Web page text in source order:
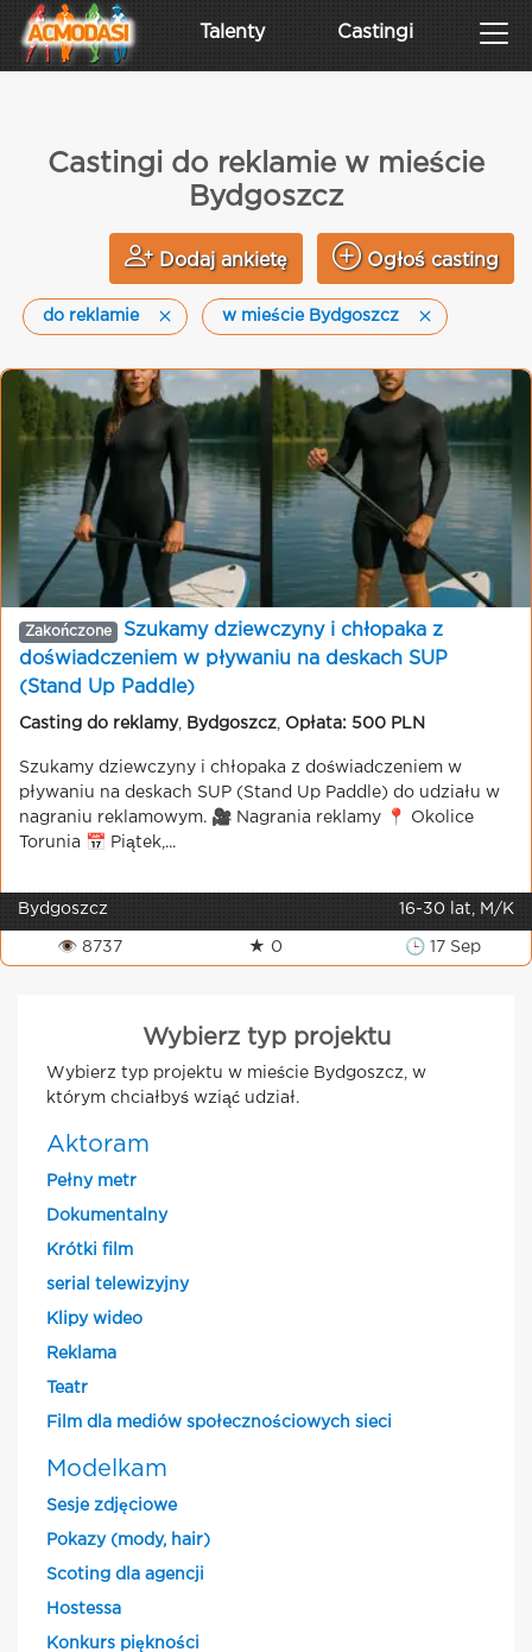
Talenty Castingi
Castingi do reklamie w mieście
Bydgoszcz
Dodaj ankietę Ogłoś casting
do reklamie w mieście Bydgoszcz
Zakończone
Szukamy dziewczyny i chłopaka z
doświadczeniem w pływaniu na deskach SUP
(Stand Up Paddle)
Casting do reklamy, Bydgoszcz Opłata: 500 PLN
Szukamy dziewczyny i chłopaka z doświadczeniem w
pływaniu na deskach SUP (Stand Up Paddle) do udziału w
nagraniu reklamowym. 🎥 Nagrania reklamy 📍 Okolice
Torunia 📅 Piątek,...
Bydgoszcz 16-30 lat, M/K
👁 8737 ★ 0 🕒 17 Sep
Wybierz typ projektu
Wybierz typ projektu w mieście Bydgoszcz, w
którym chciałbyś wziąć udział.
Aktoram
Pełny metr
Dokumentalny
Krótki film
serial telewizyjny
Klipy wideo
Reklama
Teatr
Film dla mediów społecznościowych sieci
Modelkam
Sesje zdjęciowe
Pokazy (mody, hair)
Scoting dla agencji
Hostessa
Konkurs piękności